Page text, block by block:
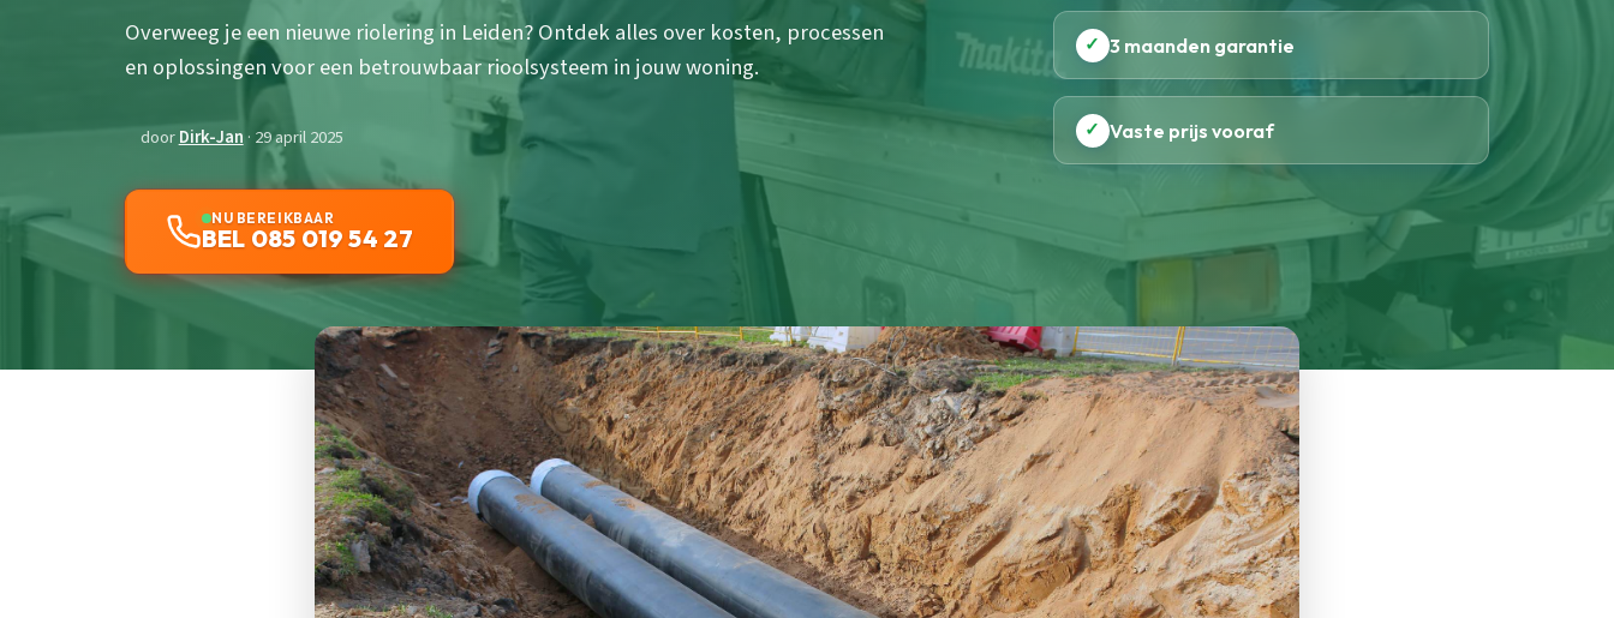
Overweeg je een nieuwe riolering in Leiden? Ontdek alles over kosten, processen
en oplossingen voor een betrouwbaar rioolsysteem in jouw woning.
doorDirk-Jan · 29 april 2025
NU BEREIKBAAR
BEL 085 019 54 27
✓ 3 maanden garantie
✓ Vaste prijs vooraf